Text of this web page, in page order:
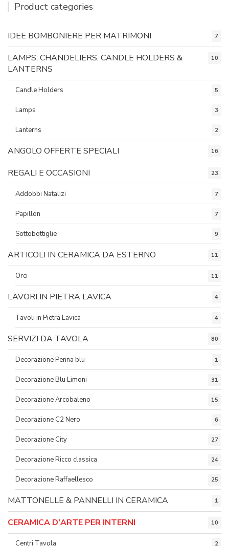
Product categories
IDEE BOMBONIERE PER MATRIMONI 7
LAMPS, CHANDELIERS, CANDLE HOLDERS &
LANTERNS
10
Candle Holders 5
Lamps 3
Lanterns 2
ANGOLO OFFERTE SPECIALI 16
REGALI E OCCASIONI 23
Addobbi Natalizi 7
Papillon 7
Sottobottiglie 9
ARTICOLI IN CERAMICA DA ESTERNO 11
Orci 11
LAVORI IN PIETRA LAVICA 4
Tavoli in Pietra Lavica 4
SERVIZI DA TAVOLA 80
Decorazione Penna blu 1
Decorazione Blu Limoni 31
Decorazione Arcobaleno 15
Decorazione C2 Nero 6
Decorazione City 27
Decorazione Ricco classica 24
Decorazione Raffaellesco 25
MATTONELLE & PANNELLI IN CERAMICA 1
CERAMICA D'ARTE PER INTERNI 10
Centri Tavola 2